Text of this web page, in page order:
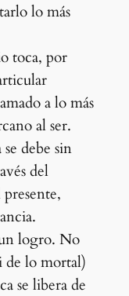
lo más
toca, por
a lo más
al ser.
debe sin
del
logro. No
de lo mortal)
se libera de